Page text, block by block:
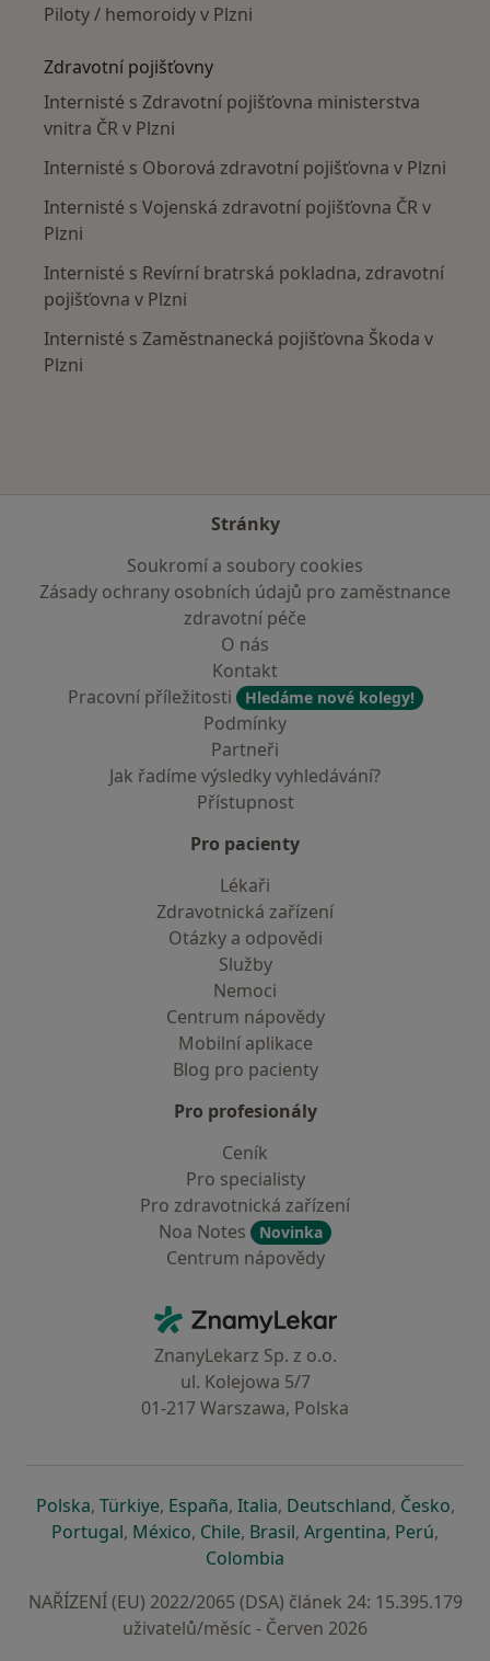
Piloty / hemoroidy v Plzni
Zdravotní pojišťovny
Internisté s Zdravotní pojišťovna ministerstva
vnitra ČR v Plzni
Internisté s Oborová zdravotní pojišťovna v Plzni
Internisté s Vojenská zdravotní pojišťovna ČR v
Plzni
Internisté s Revírní bratrská pokladna, zdravotní
pojišťovna v Plzni
Internisté s Zaměstnanecká pojišťovna Škoda v
Plzni
Stránky
Soukromí a soubory cookies
Zásady ochrany osobních údajů pro zaměstnance
zdravotní péče
O nás
Kontakt
Pracovní příležitosti
Hledáme nové kolegy!
Podmínky
Partneři
Jak řadíme výsledky vyhledávání?
Přístupnost
Pro pacienty
Lékaři
Zdravotnická zařízení
Otázky a odpovědi
Služby
Nemoci
Centrum nápovědy
Mobilní aplikace
Blog pro pacienty
Pro profesionály
Ceník
Pro specialisty
Pro zdravotnická zařízení
Noa Notes
Novinka
Centrum nápovědy
ZnamyLekar - Hlavní stránka
ZnanyLekarz Sp. z o.o.
ul. Kolejowa 5/7
01-217 Warszawa, Polska
Polskase otevře v nové záložce
, Türkiyese otevře v nové záložce
, Españase otevře v nové záložce
, Italiase otevře v nové záložce
, Deutschlandse otevře v
, Českose
,
Portugalse otevře v nové záložce
, Méxicose otevře v nové záložce
, Chilese otevře v nové záložce
, Brasilse otevře v nové
, Argentinase otevře v
, Perúse
,
Colombia
NAŘÍZENÍ (EU) 2022/2065 (DSA) článek 24: 15.395.179
uživatelů/měsíc - Červen 2026